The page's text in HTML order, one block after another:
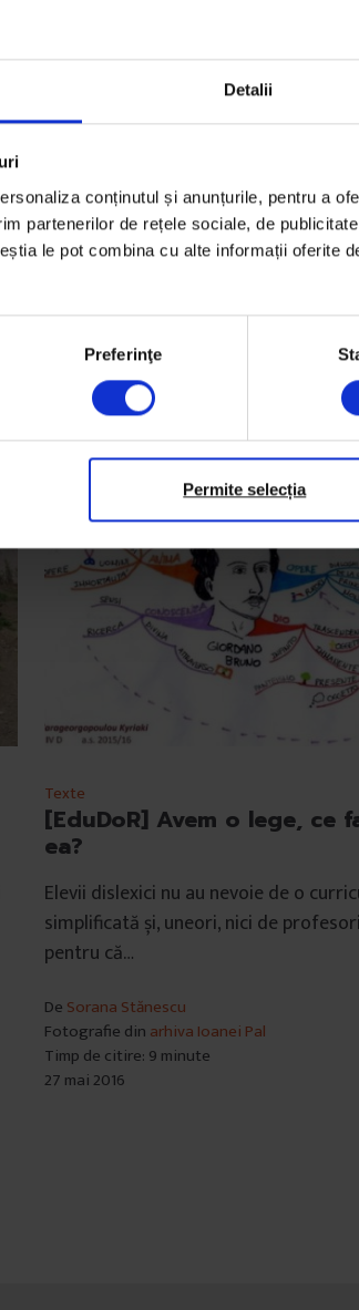
Detalii
conținutul și anunțurile, pentru a
partenerilor de rețele sociale, de
le pot combina cu alte informații oferite
Preferinţe
Permite selecția
● Fotografii de Andrei Pungovschi
publicate în 2012 se găsesc în shopul
Texte
[EduDoR] Avem o lege, ce
ea?
Elevii dislexici nu au nevoie de o
simplificată și, uneori, nici de
pentru că…
De Sorana Stănescu
Fotografie din arhiva Ioanei Pal
Timp de citire: 9 minute
27 mai 2016